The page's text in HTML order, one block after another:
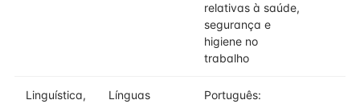
relativas à saúde,
segurança e
higiene no
trabalho
Linguística,
Línguas
Português: